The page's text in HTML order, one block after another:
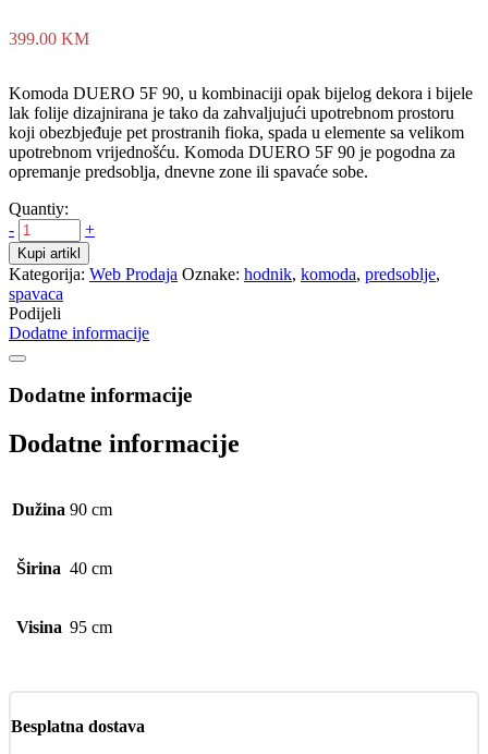
399.00 KM
Komoda DUERO 5F 90, u kombinaciji opak bijelog dekora i bijele
lak folije dizajnirana je tako da zahvaljujući upotrebnom prostoru
koji obezbjeđuje pet prostranih fioka, spada u elemente sa velikom
upotrebnom vrijednošću. Komoda DUERO 5F 90 je pogodna za
opremanje predsoblja, dnevne zone ili spavaće sobe.
Quantiy:
-
+
Kupi artikl
Kategorija: Web Prodaja Oznake: hodnik, komoda, predsoblje,
spavaca
Podijeli
Dodatne informacije
Dodatne informacije
Dodatne informacije
Dužina 90 cm
Širina 40 cm
Visina 95 cm
Besplatna dostava